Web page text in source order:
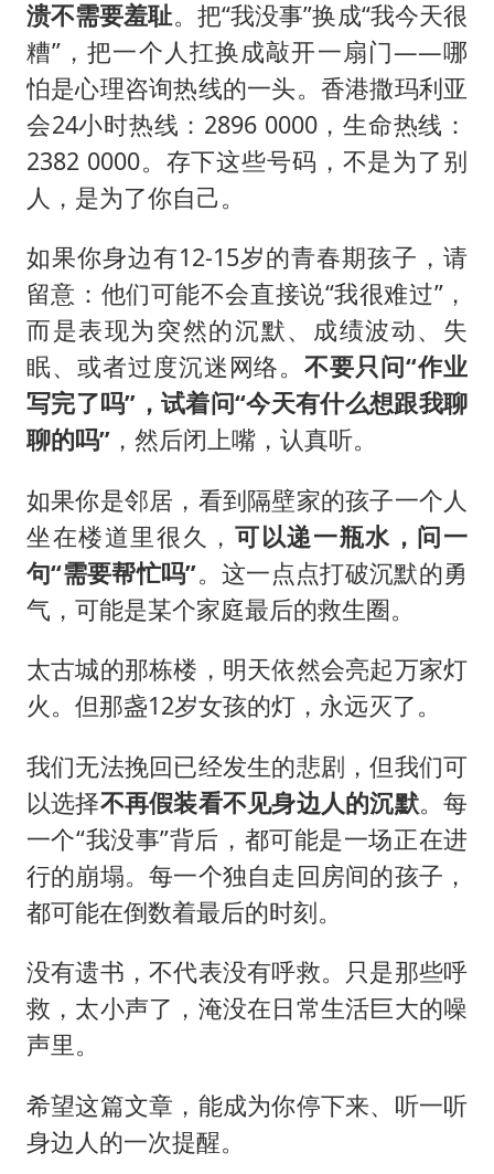
溃不需要羞耻。把“我没事”换成“我今天很
糟”，把一个人扛换成敲开一扇门——哪
怕是心理咨询热线的一头。香港撒玛利亚
会24小时热线：2896 0000，生命热线：
2382 0000。存下这些号码，不是为了别
人，是为了你自己。
如果你身边有12-15岁的青春期孩子，请
留意：他们可能不会直接说“我很难过”，
而是表现为突然的沉默、成绩波动、失
眠、或者过度沉迷网络。不要只问“作业
写完了吗”，试着问“今天有什么想跟我聊
聊的吗”，然后闭上嘴，认真听。
如果你是邻居，看到隔壁家的孩子一个人
坐在楼道里很久， 可以递一瓶水，问一
句“需要帮忙吗”。这一点点打破沉默的勇
气，可能是某个家庭最后的救生圈。
太古城的那栋楼，明天依然会亮起万家灯
火。但那盏12岁女孩的灯，永远灭了。
我们无法挽回已经发生的悲剧，但我们可
以选择不再假装看不见身边人的沉默。每
一个“我没事”背后，都可能是一场正在进
行的崩塌。每一个独自走回房间的孩子，
都可能在倒数着最后的时刻。
没有遗书，不代表没有呼救。只是那些呼
救，太小声了，淹没在日常生活巨大的噪
声里。
希望这篇文章，能成为你停下来、听一听
身边人的一次提醒。